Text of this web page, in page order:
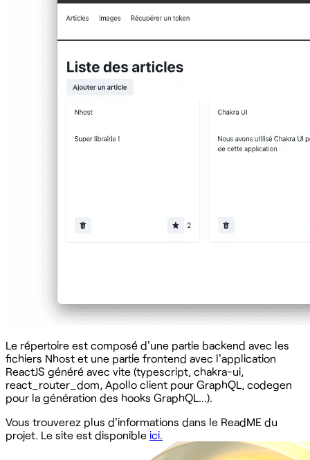
‍Le répertoire est composé d'une partie backend avec les
fichiers Nhost et une partie frontend avec l'application
ReactJS généré avec vite (typescript, chakra-ui,
react_router_dom, Apollo client pour GraphQL, codegen
pour la génération des hooks GraphQL…).
Vous trouverez plus d'informations dans le ReadME du
projet. Le site est disponible ici.